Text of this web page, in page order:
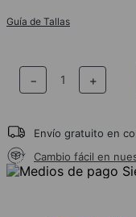
Guía de Tallas
＋
－
Envío gratuito en
Cambio fácil en